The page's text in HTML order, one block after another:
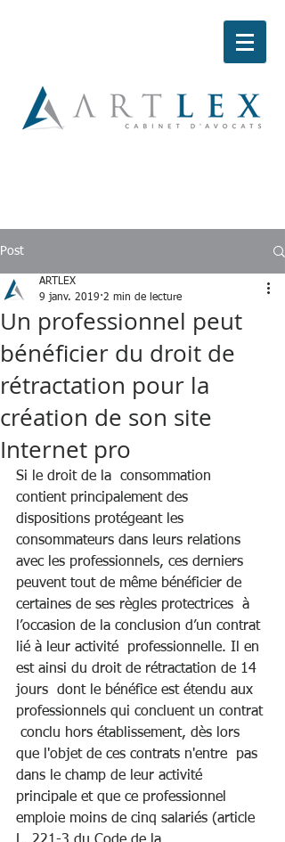
Post
Un professionnel peut
bénéficier du droit de
rétractation pour la
création de son site
Internet pro
ARTLEX
9 janv. 2019 2 min de lecture
Si le droit de la  consommation
contient principalement des
dispositions protégeant les
consommateurs dans leurs relations
avec les professionnels, ces derniers
peuvent tout de même bénéficier de
certaines de ses règles protectrices  à
l’occasion de la conclusion d’un contrat
lié à leur activité  professionnelle. Il en
est ainsi du droit de rétractation de 14
jours  dont le bénéfice est étendu aux
professionnels qui concluent un contrat
conclu hors établissement, dès lors
que l'objet de ces contrats n'entre  pas
dans le champ de leur activité
principale et que ce professionnel
emploie moins de cinq salariés (article